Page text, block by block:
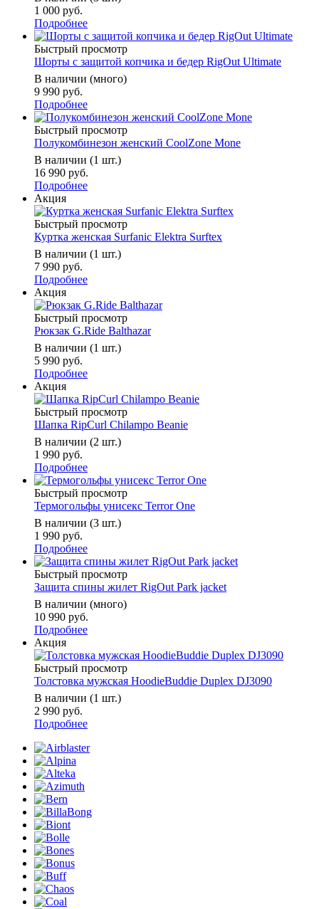
1 000 руб.
Подробнее
Быстрый просмотр
Шорты с защитой копчика и бедер RigOut Ultimate
В наличии (много)
9 990 руб.
Подробнее
Быстрый просмотр
Полукомбинезон женский CoolZone Mone
В наличии (1 шт.)
16 990 руб.
Подробнее
Акция
Быстрый просмотр
Куртка женская Surfanic Elektra Surftex
В наличии (1 шт.)
7 990 руб.
Подробнее
Акция
Быстрый просмотр
Рюкзак G.Ride Balthazar
В наличии (1 шт.)
5 990 руб.
Подробнее
Акция
Быстрый просмотр
Шапка RipCurl Chilampo Beanie
В наличии (2 шт.)
1 990 руб.
Подробнее
Быстрый просмотр
Термогольфы унисекс Terror One
В наличии (3 шт.)
1 990 руб.
Подробнее
Быстрый просмотр
Защита спины жилет RigOut Park jacket
В наличии (много)
10 990 руб.
Подробнее
Акция
Быстрый просмотр
Толстовка мужская HoodieBuddie Duplex DJ3090
В наличии (1 шт.)
2 990 руб.
Подробнее